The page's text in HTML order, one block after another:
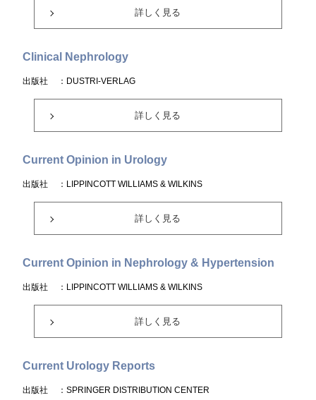
詳しく見る
Clinical Nephrology
出版社 ：DUSTRI-VERLAG
詳しく見る
Current Opinion in Urology
出版社 ：LIPPINCOTT WILLIAMS & WILKINS
詳しく見る
Current Opinion in Nephrology & Hypertension
出版社 ：LIPPINCOTT WILLIAMS & WILKINS
詳しく見る
Current Urology Reports
出版社 ：SPRINGER DISTRIBUTION CENTER